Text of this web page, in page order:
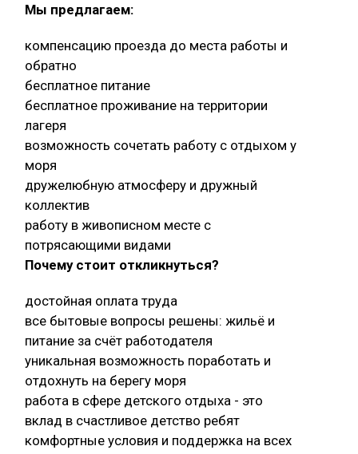
Мы предлагаем:
компенсацию проезда до места работы и
обратно
бесплатное питание
бесплатное проживание на территории
лагеря
возможность сочетать работу с отдыхом у
моря
дружелюбную атмосферу и дружный
коллектив
работу в живописном месте с
потрясающими видами
Почему стоит откликнуться?
достойная оплата труда
все бытовые вопросы решены: жильё и
питание за счёт работодателя
уникальная возможность поработать и
отдохнуть на берегу моря
работа в сфере детского отдыха - это
вклад в счастливое детство ребят
комфортные условия и поддержка на всех